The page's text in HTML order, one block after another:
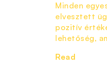
Minden
elvesztett
pozitív
lehetőség,
Read